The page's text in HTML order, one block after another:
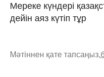
Мереке күндері
дейін аяз күтіп тұр
Мәтіннен қате тапсаңыз,